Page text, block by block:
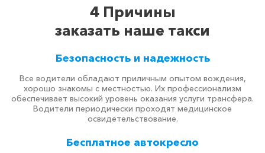
4 Причины
заказать наше такси
Безопасность и надежность
Все водители обладают приличным опытом вождения,
хорошо знакомы с местностью. Их профессионализм
обеспечивает высокий уровень оказания услуги трансфера.
Водители периодически проходят медицинское
освидетельствование.
Бесплатное автокресло